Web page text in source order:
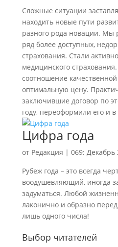
Сложные ситуации
находить новые пути
разного рода новации. Мы
ряд более доступных,
страхования. Стали
медицинского
соотношение
оптимальную цену.
заключившие договор по
году, переоформили его и
Цифра года
от Редакция | 069: Декабрь
Рубеж года – это всегда
воодушевляющий, иногда
задуматься. Любой
лаконично и образно
лишь одного числа!
Выбор читателей